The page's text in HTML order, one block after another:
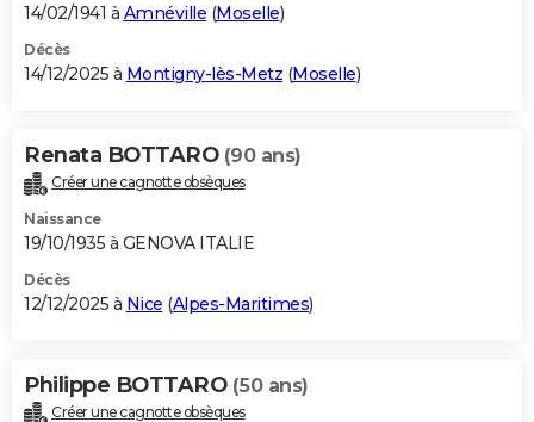
GUIDES D'ACHAT
BONS PLANS
Carte de Noël
Carte Bonne année
Carte Saint-Valentin
Carte Pâques
Carte d'anniversaire
DICTIONNAIRE
Dictionnaire
Biographies
Citations
Expressions
Proverbes
PROGRAMME TV
S'inscrire
Se connecter
Lycées
Collèges
Primaires
Universités
Entreprises
Service militaire
Avis de recherche
AVIS DE DÉCÈS
Bricolage
Lifestyle
Culture
Sport
Auto
Television
Voyage
Cinema
14/02/1941 à Amnéville (Moselle)
Décès
14/12/2025 à Montigny-lès-Metz (Moselle)
Renata BOTTARO (90 ans)
Créer une cagnotte obsèques
Naissance
19/10/1935 à GENOVA ITALIE
Décès
12/12/2025 à Nice (Alpes-Maritimes)
Philippe BOTTARO (50 ans)
Créer une cagnotte obsèques